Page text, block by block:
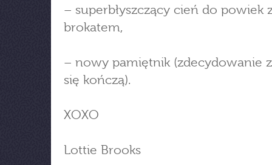
– superbłyszczący cień do powiek
brokatem,
– nowy pamiętnik (zdecydowanie
się kończą).
XOXO
Lottie Brooks